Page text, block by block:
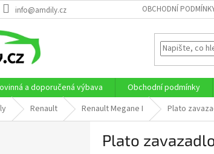
info@amdily.cz OBCHODNÍ
a doporučená výbava Obchodní podmínky
Renault Renault Megane I Plato
Plato